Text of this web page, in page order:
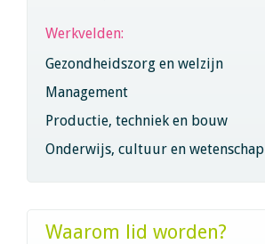
Werkvelden:
Gezondheidszorg en welzijn
Management
Productie, techniek en bouw
Onderwijs, cultuur en wetenschap
Waarom lid worden?